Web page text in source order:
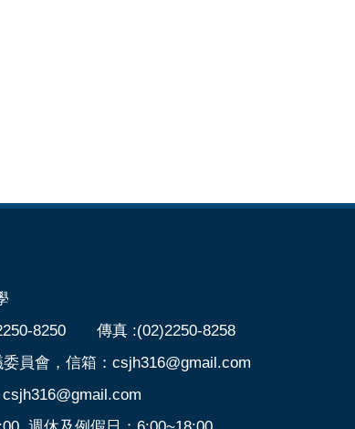
8250 傳真 :(02)2250-8258
員會，信箱：csjh316@gmail.com